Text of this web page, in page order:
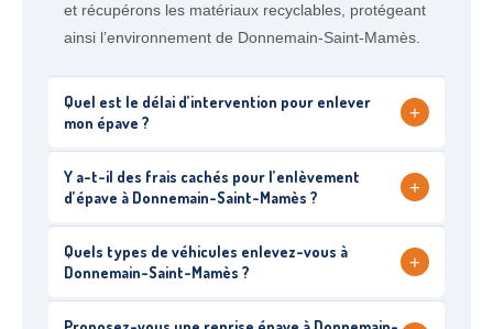
et récupérons les matériaux recyclables, protégeant
ainsi l’environnement de Donnemain-Saint-Mamès.
Quel est le délai d’intervention pour enlever
mon épave ?
+
Y a-t-il des frais cachés pour l’enlèvement
d’épave à Donnemain-Saint-Mamès ?
+
Quels types de véhicules enlevez-vous à
Donnemain-Saint-Mamès ?
+